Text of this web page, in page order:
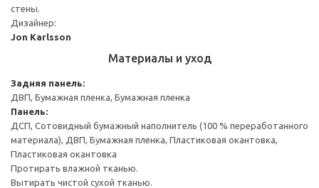
стены.
Дизайнер:
Jon Karlsson
Материалы и уход
Задняя панель:
ДВП, Бумажная пленка, Бумажная пленка
Панель:
ДСП, Сотовидный бумажный наполнитель (100 % переработанного
материала), ДВП, Бумажная пленка, Пластиковая окантовка,
Пластиковая окантовка
Протирать влажной тканью.
Вытирать чистой сухой тканью.